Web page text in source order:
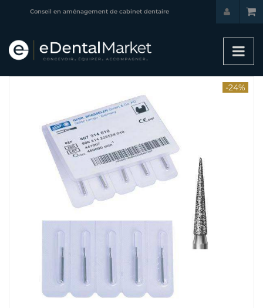
Conseil en aménagement de cabinet dentaire
-24%